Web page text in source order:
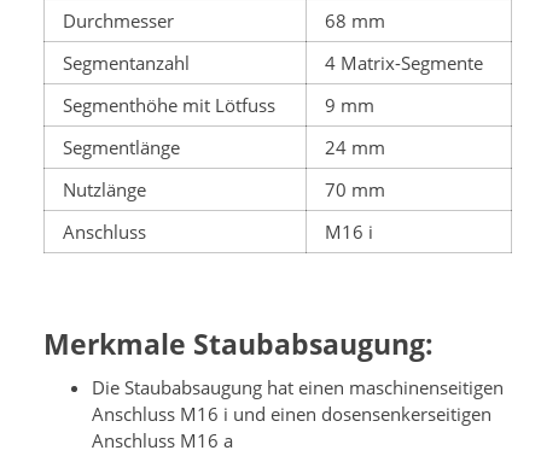
Durchmesser
68 mm
Segmentanzahl
4 Matrix-Segmente
Segmenthöhe mit Lötfuss
9 mm
Segmentlänge
24 mm
Nutzlänge
70 mm
Anschluss
M16 i
Merkmale Staubabsaugung:
Die Staubabsaugung hat einen maschinenseitigen
Anschluss M16 i und einen dosensenkerseitigen
Anschluss M16 a